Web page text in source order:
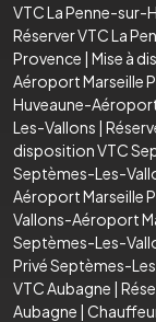
VTC La Penne-sur-
Réserver VTC La
Provence | Mise à
Aéroport Marseille
Huveaune-
Les-Vallons |
disposition VTC
Septèmes-Les-
Aéroport Marseille
Vallons-Aéroport
Septèmes-Les-
Privé Septèmes-
VTC Aubagne |
Aubagne |